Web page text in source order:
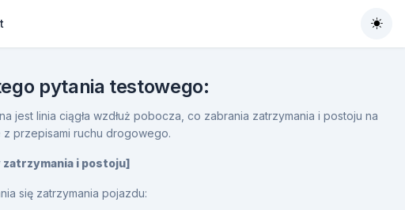
pytania testowego:
jest linia ciągła wzdłuż pobocza, co zabrania zatrzymania i postoju na
przepisami ruchu drogowego.
i postoju]
się zatrzymania pojazdu: